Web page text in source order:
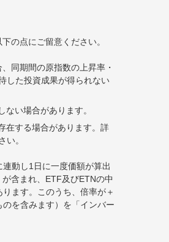
の点にご留意ください。
同期間の原指数の上昇率・
した投資成果が得られない
い場合があります。
在する場合があります。詳
い。
動し1日に一度価額が算出
含まれ、ETF及びETNの中
ます。このうち、倍率が＋
を含みます）を「インバー